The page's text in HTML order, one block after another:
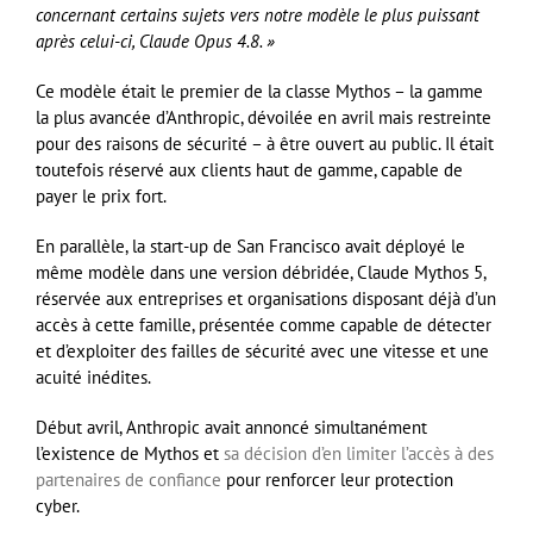
concernant certains sujets vers notre modèle le plus puissant
après celui-ci, Claude Opus 4.8. »
Ce modèle était le premier de la classe Mythos – la gamme
la plus avancée d’Anthropic, dévoilée en avril mais restreinte
pour des raisons de sécurité – à être ouvert au public. Il était
toutefois réservé aux clients haut de gamme, capable de
payer le prix fort.
En parallèle, la start-up de San Francisco avait déployé le
même modèle dans une version débridée, Claude Mythos 5,
réservée aux entreprises et organisations disposant déjà d’un
accès à cette famille, présentée comme capable de détecter
et d’exploiter des failles de sécurité avec une vitesse et une
acuité inédites.
Début avril, Anthropic avait annoncé simultanément
l’existence de Mythos et sa décision d’en limiter l’accès à des
partenaires de confiance pour renforcer leur protection
cyber.